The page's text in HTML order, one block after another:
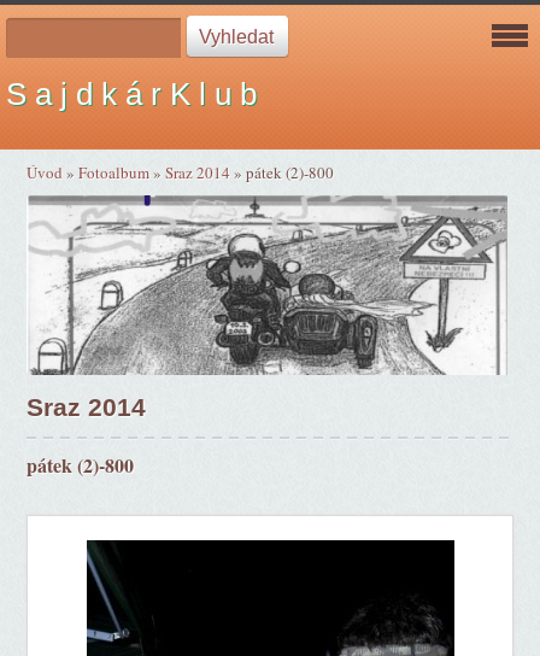
S a j d k á r K l u b
Úvod »Fotoalbum»Sraz 2014»pátek (2)-800
Sraz 2014
pátek (2)-800